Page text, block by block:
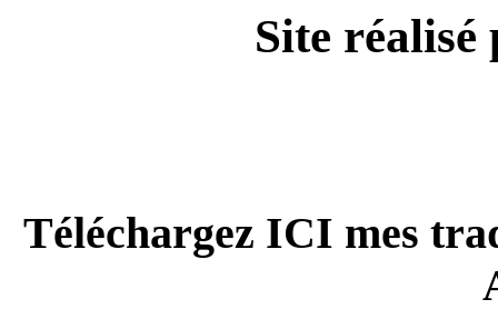
Site
Téléchargez ICI mes